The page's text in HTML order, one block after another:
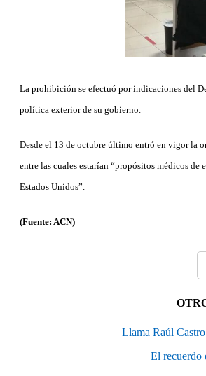
La prohibición se efectuó por indicaciones del
política exterior de su gobierno.
Desde el 13 de octubre último entró en vigor la
entre las cuales estarían “propósitos médicos de
Estados Unidos”.
(Fuente: ACN)
Llama Raúl
El recuerdo